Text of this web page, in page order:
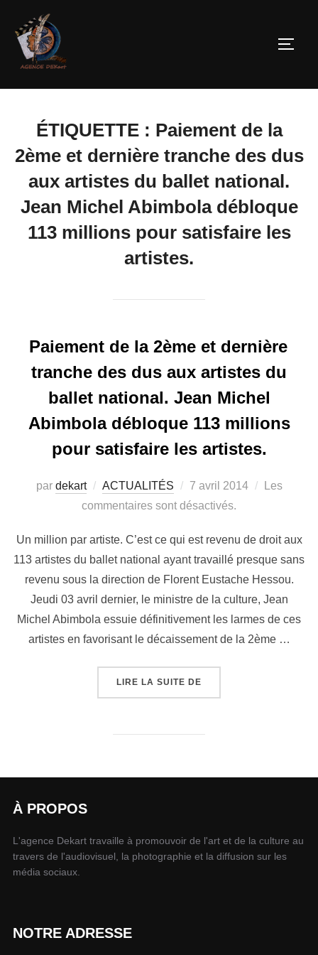
ÉTIQUETTE : Paiement de la
2ème et dernière tranche des dus
aux artistes du ballet national.
Jean Michel Abimbola débloque
113 millions pour satisfaire les
artistes.
Paiement de la 2ème et dernière
tranche des dus aux artistes du
ballet national. Jean Michel
Abimbola débloque 113 millions
pour satisfaire les artistes.
par dekart ACTUALITÉS 7 avril 2014
Les
commentaires sont désactivés.
Un million par artiste. C’est ce qui est revenu de droit aux
113 artistes du ballet national ayant travaillé presque sans
revenu sous la direction de Florent Eustache Hessou.
Jeudi 03 avril dernier, le ministre de la culture, Jean
Michel Abimbola essuie définitivement les larmes de ces
artistes en favorisant le décaissement de la 2ème …
LIRE LA SUITE DE
À PROPOS
L'agence Dekart travaille à promouvoir de l'art et de la culture au
travers de l'audiovisuel, la photographie et la diffusion sur les
média sociaux.
NOTRE ADRESSE